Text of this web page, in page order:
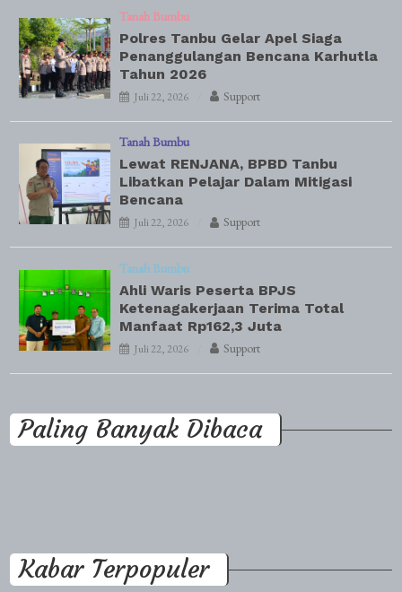
Tanah Bumbu
Polres Tanbu Gelar Apel Siaga
Penanggulangan Bencana Karhutla
Tahun 2026
Juli 22, 2026 Support
Tanah Bumbu
Lewat RENJANA, BPBD Tanbu
Libatkan Pelajar Dalam Mitigasi
Bencana
Juli 22, 2026 Support
Tanah Bumbu
Ahli Waris Peserta BPJS
Ketenagakerjaan Terima Total
Manfaat Rp162,3 Juta
Juli 22, 2026 Support
Paling Banyak Dibaca
Kabar Terpopuler